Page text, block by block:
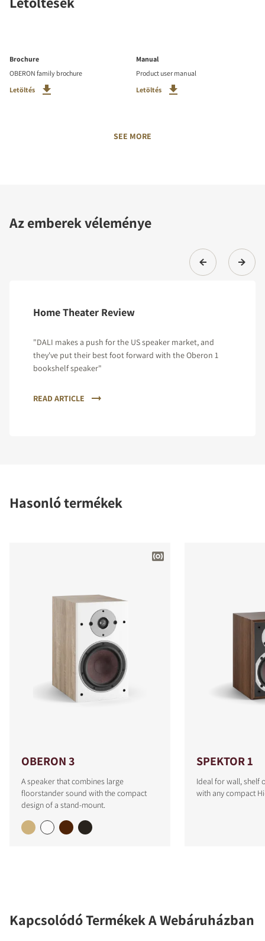
Brochure
OBERON family brochure
Letöltés
Manual
Product user manual
Letöltés
SEE MORE
Az emberek véleménye
Home Theater Review
"DALI makes a push for the US speaker market, and
they've put their best foot forward with the Oberon 1
bookshelf speaker"
READ ARTICLE
Hasonló termékek
OBERON 3
A speaker that combines large
floorstander sound with the compact
design of a stand-mount.
SPEKTOR 1
Ideal for wall, shelf
with any compact
Kapcsolódó Termékek A Webáruházban